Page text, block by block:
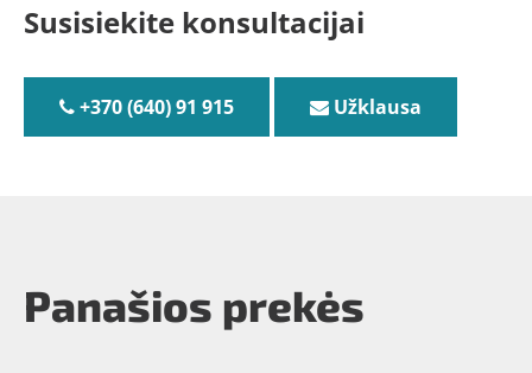
Susisiekite konsultacijai
+370 (640) 91 915 Užklausa
Panašios prekės